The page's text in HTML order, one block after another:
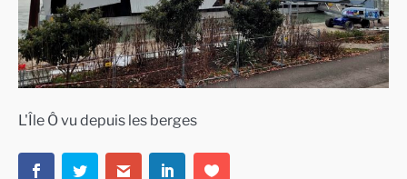
L'Île Ô vu depuis les berges